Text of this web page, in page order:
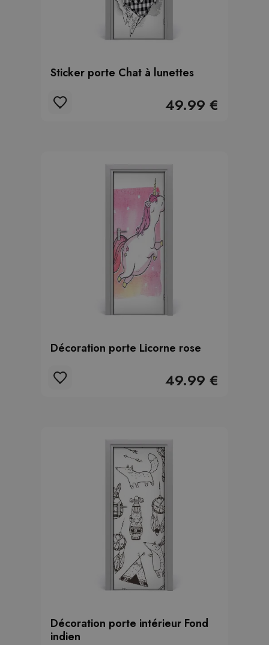
Sticker porte Chat à lunettes
49.99 €
Décoration porte Licorne rose
49.99 €
Décoration porte intérieur Fond
indien